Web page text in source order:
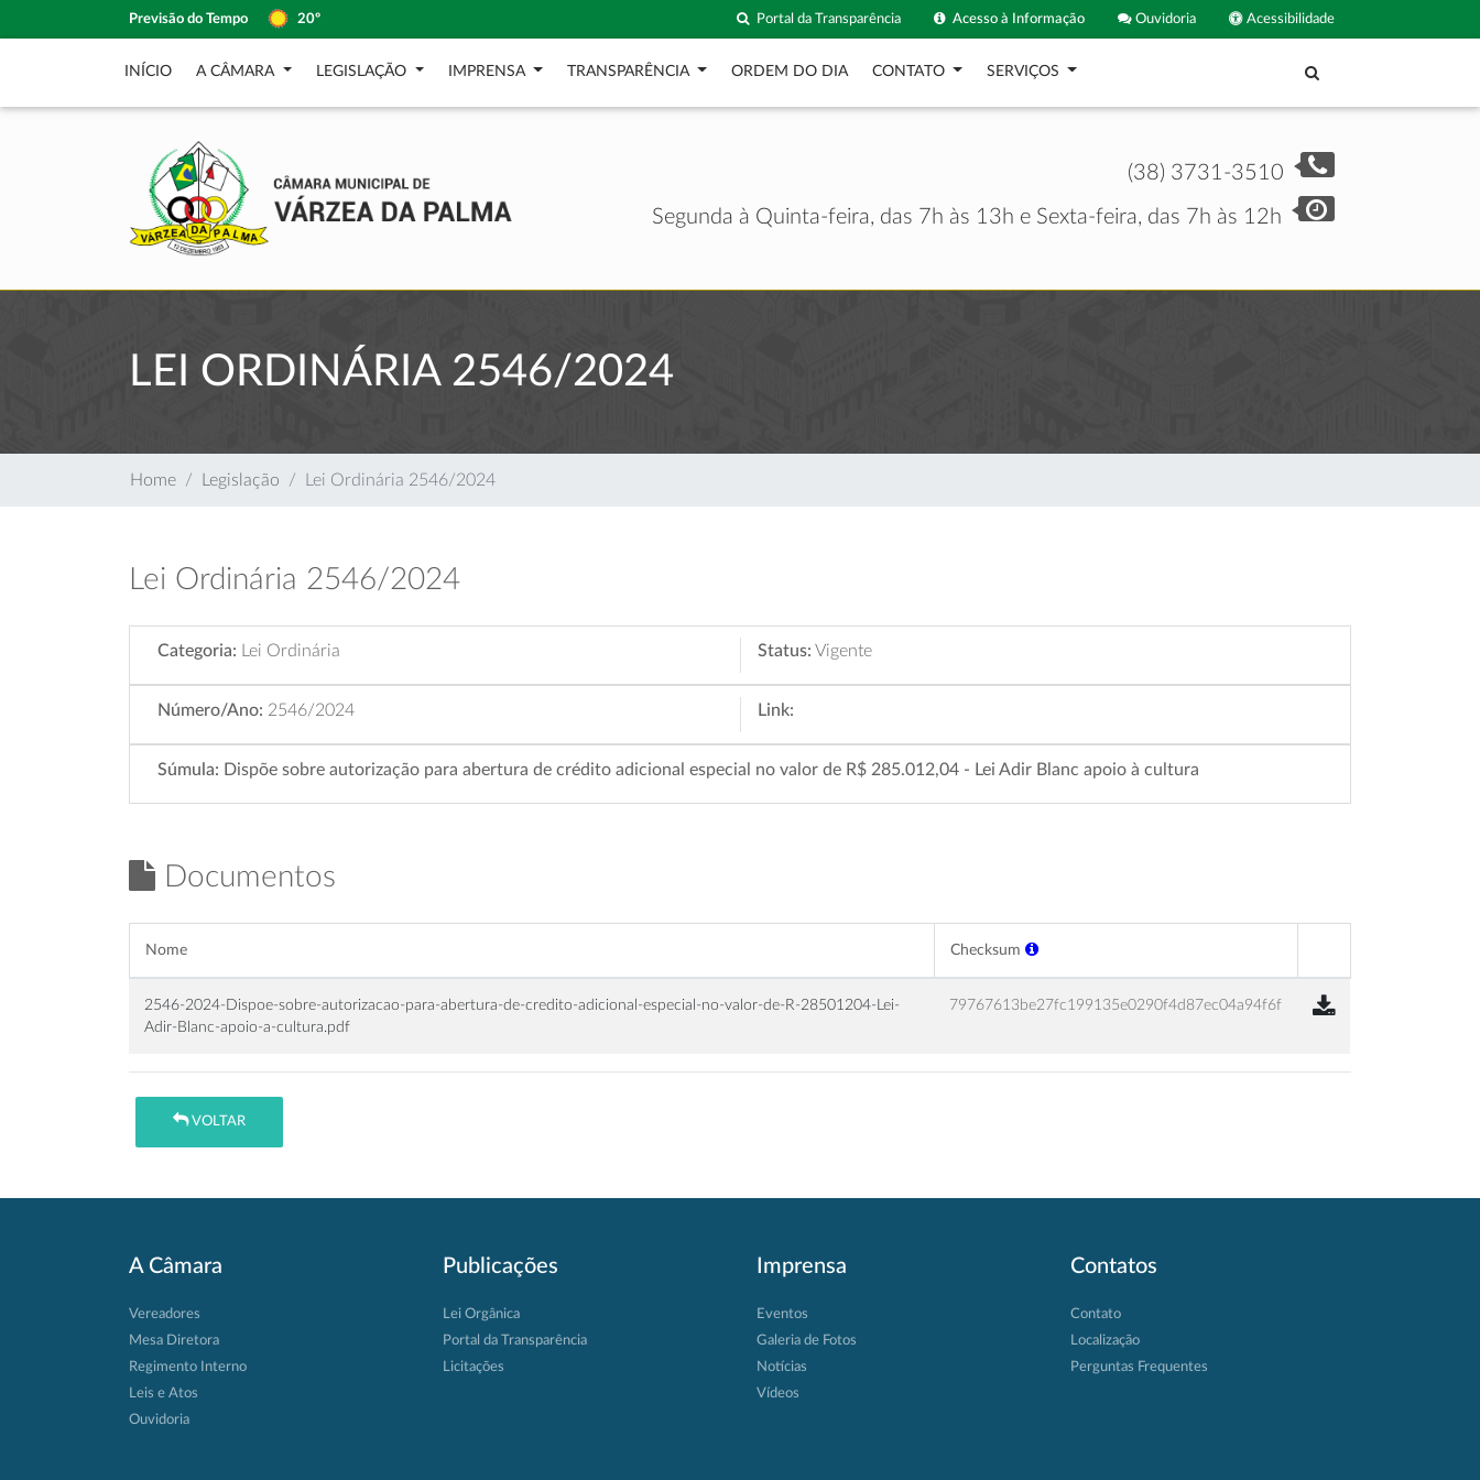
Previsão do Tempo 20º Acessibilidade
Ouvidoria
Acesso à Informação
Portal da Transparência
INÍCIO A CÂMARA LEGISLAÇÃO IMPRENSA TRANSPARÊNCIA ORDEM DO DIA CONTATO SERVIÇOS
(38) 3731-3510
Segunda à Quinta-feira, das 7h às 13h e Sexta-feira, das 7h às 12h
LEI ORDINÁRIA 2546/2024
Home Legislação Lei Ordinária 2546/2024
Lei Ordinária 2546/2024
Categoria: Lei Ordinária Status: Vigente
Número/Ano: 2546/2024 Link:
Súmula: Dispõe sobre autorização para abertura de crédito adicional especial no valor de R$ 285.012,04 - Lei Adir Blanc apoio à cultura
Documentos
Nome Checksum
2546-2024-Dispoe-sobre-autorizacao-para-abertura-de-credito-adicional-especial-no-valor-de-R-28501204-Lei-
Adir-Blanc-apoio-a-cultura.pdf
79767613be27fc199135e0290f4d87ec04a94f6f
VOLTAR
A Câmara
Vereadores
Mesa Diretora
Regimento Interno
Leis e Atos
Ouvidoria
Publicações
Lei Orgânica
Portal da Transparência
Licitações
Imprensa
Eventos
Galeria de Fotos
Notícias
Vídeos
Contatos
Contato
Localização
Perguntas Frequentes